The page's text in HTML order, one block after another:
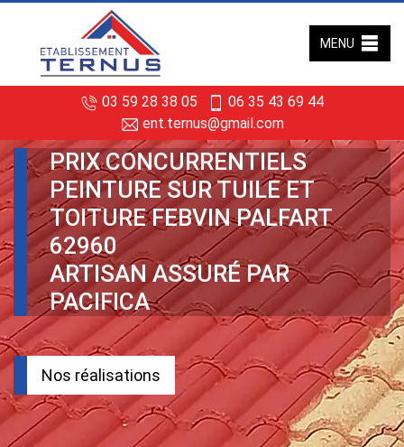
03 59 28 38 05
06 35 43 69 44
ent.ternus@gmail.com
MENU
PRIX CONCURRENTIELS
PEINTURE SUR TUILE ET
TOITURE FEBVIN PALFART
62960
ARTISAN ASSURÉ PAR
PACIFICA
Nos réalisations